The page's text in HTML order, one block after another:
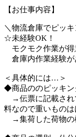
【お仕事内容】
＼物流倉庫でピッ
☆未経験OK！
モクモク作業が得
倉庫内作業経験
＜具体的には…＞
◆商品ののピッキン
→伝票に記載され
料なので重いものは
→集荷した荷物の